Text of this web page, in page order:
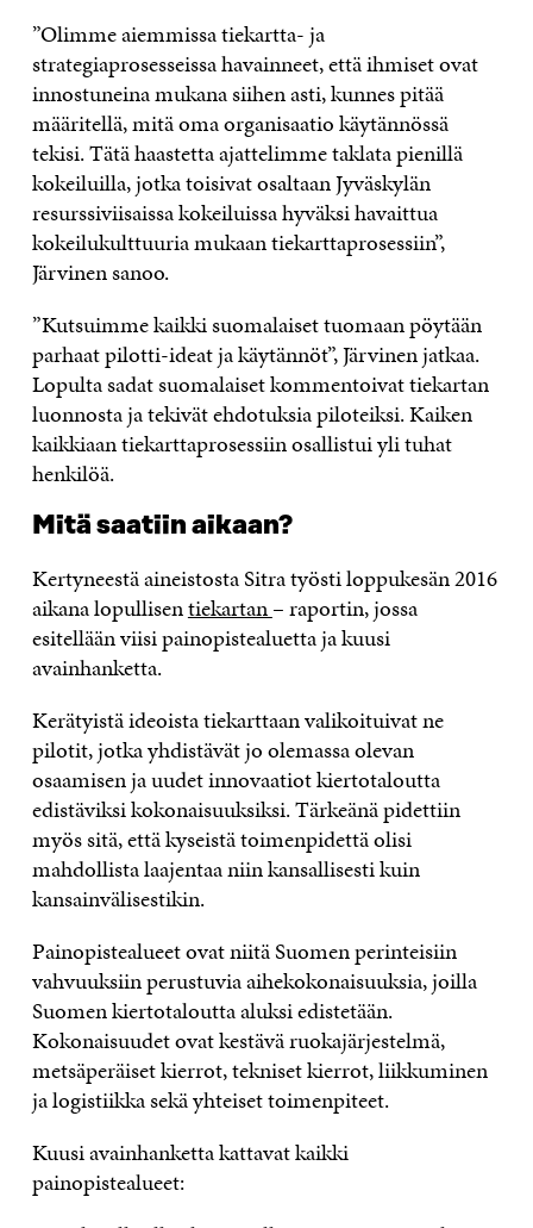
”Olimme aiemmissa tiekartta- ja
strategiaprosesseissa havainneet, että ihmiset ovat
innostuneina mukana siihen asti, kunnes pitää
määritellä, mitä oma organisaatio käytännössä
tekisi. Tätä haastetta ajattelimme taklata pienillä
kokeiluilla, jotka toisivat osaltaan Jyväskylän
resurssiviisaissa kokeiluissa hyväksi havaittua
kokeilukulttuuria mukaan tiekarttaprosessiin”,
Järvinen sanoo.
”Kutsuimme kaikki suomalaiset tuomaan pöytään
parhaat pilotti-ideat ja käytännöt”, Järvinen jatkaa.
Lopulta sadat suomalaiset kommentoivat tiekartan
luonnosta ja tekivät ehdotuksia piloteiksi. Kaiken
kaikkiaan tiekarttaprosessiin osallistui yli tuhat
henkilöä.
Mitä saatiin aikaan?
Kertyneestä aineistosta Sitra työsti loppukesän 2016
aikana lopullisentiekartan– raportin, jossa
esitellään viisi painopistealuetta ja kuusi
avainhanketta.
Kerätyistä ideoista tiekarttaan valikoituivat ne
pilotit, jotka yhdistävät jo olemassa olevan
osaamisen ja uudet innovaatiot kiertotaloutta
edistäviksi kokonaisuuksiksi. Tärkeänä pidettiin
myös sitä, että kyseistä toimenpidettä olisi
mahdollista laajentaa niin kansallisesti kuin
kansainvälisestikin.
Painopistealueet ovat niitä Suomen perinteisiin
vahvuuksiin perustuvia aihekokonaisuuksia, joilla
Suomen kiertotaloutta aluksi edistetään.
Kokonaisuudet ovat kestävä ruokajärjestelmä,
metsäperäiset kierrot, tekniset kierrot, liikkuminen
ja logistiikka sekä yhteiset toimenpiteet.
Kuusi avainhanketta kattavat kaikki
painopistealueet: